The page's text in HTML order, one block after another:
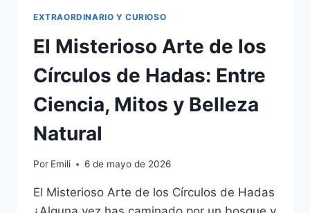
EXTRAORDINARIO Y CURIOSO
El Misterioso Arte de los
Círculos de Hadas: Entre
Ciencia, Mitos y Belleza
Natural
Por Emili 6 de mayo de 2026
El Misterioso Arte de los Círculos de Hadas